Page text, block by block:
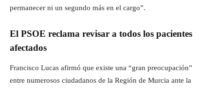
permanecer ni un segundo más en el cargo”.
El PSOE reclama revisar a todos los pacientes
afectados
Francisco Lucas afirmó que existe una “gran preocupación”
entre numerosos ciudadanos de la Región de Murcia ante la